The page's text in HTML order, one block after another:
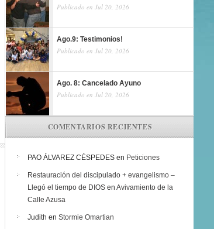
Publicado en Jul 20, 2026
Ago.9: Testimonios!
Publicado en Jul 20, 2026
Ago. 8: Cancelado Ayuno
Publicado en Jul 20, 2026
COMENTARIOS RECIENTES
PAO ÁLVAREZ CÉSPEDES en Peticiones
Restauración del discipulado + evangelismo –
Llegó el tiempo de DIOS en Avivamiento de la
Calle Azusa
Judith en Stormie Omartian